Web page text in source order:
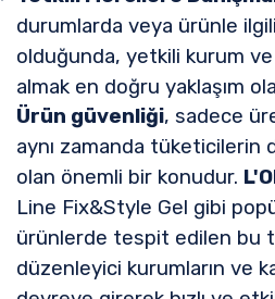
durumlarda veya ürünle
olduğunda, yetkili kurum
almak en doğru yaklaşım
Ürün güvenliği, sadece
aynı zamanda tüketicilerin
olan önemli bir konudur.
Line Fix&Style Gel gibi
ürünlerde tespit edilen bu
düzenleyici kurumların ve